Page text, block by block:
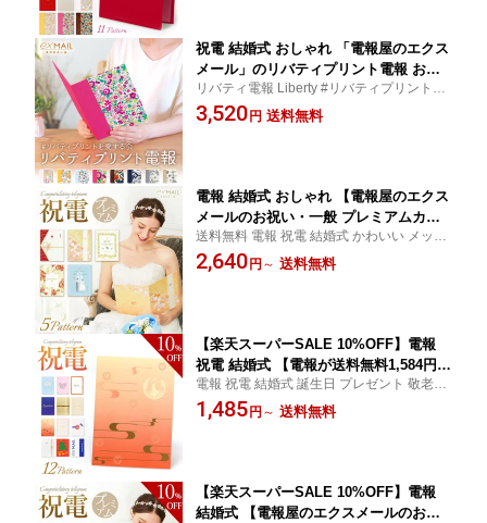
祝電 結婚式 おしゃれ 「電報屋のエクス
メール」のリバティプリント電報 お祝
い・一般電報 Liberty メッセージ ギフ
ト 例文 電報 結婚式 かわいい 誕生日 プ
リバティ電報 Liberty #リバティプリントを
愛する会 文例 祝電 結婚式 結婚祝い 誕生日
プレゼント 敬老の日 2026 暑中見舞い 残暑
3,520 円 送料無料
電報 結婚式 おしゃれ 【電報屋のエクス
メールのお祝い・一般 プレミアムカー
ド電報】 祝電 結婚式 文例 例文 メッセ
ージ ギフト 電報 誕生日 プレゼント 敬
送料無料 電報 祝電 結婚式 かわいい メッセ
ージカード 結婚祝い 誕生日 プレゼント 敬
老の日 2026 暑中見舞い 残暑 長寿祝い ギフ
2,640 円 ～ 送料無料
【楽天スーパーSALE 10%OFF】電報
祝電 結婚式 【電報が送料無料1,584円で
送れる！】｢電報屋のエクスメール｣のお
祝い・一般電報（紙素材カード台紙）
電報 祝電 結婚式 誕生日 プレゼント 敬老の
日 2026 暑中見舞い 残暑 長寿祝い ギフト
お祝い 出産祝い
1,485 円 ～ 送料無料
【楽天スーパーSALE 10%OFF】電報
結婚式 【電報屋のエクスメールのお祝